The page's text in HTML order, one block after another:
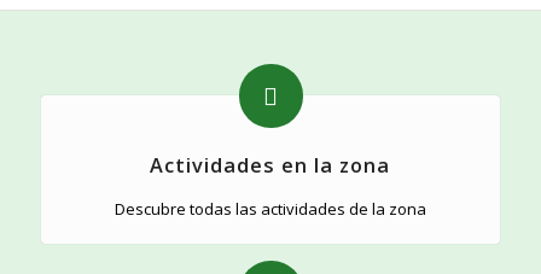
Actividades en la zona
Descubre todas las actividades de la zona